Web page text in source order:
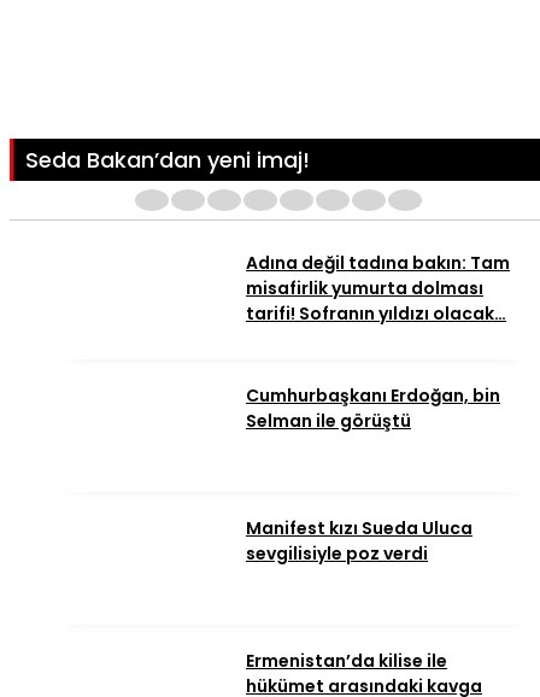
Seda Bakan’dan yeni imaj!
Adına değil tadına bakın: Tam
misafirlik yumurta dolması
tarifi! Sofranın yıldızı olacak…
Cumhurbaşkanı Erdoğan, bin
Selman ile görüştü
Manifest kızı Sueda Uluca
sevgilisiyle poz verdi
Ermenistan’da kilise ile
hükümet arasındaki kavga